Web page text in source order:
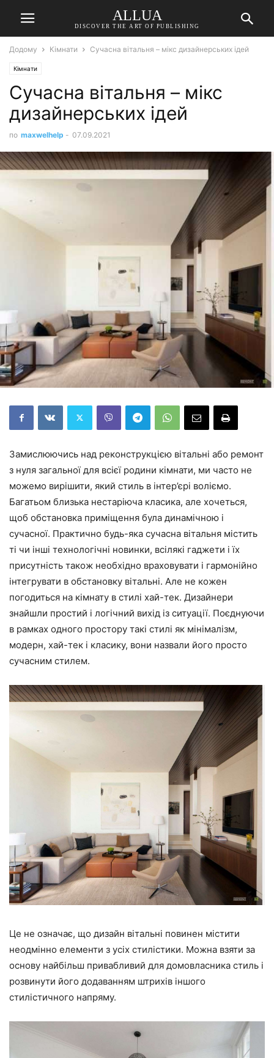
ALLUA
DISCOVER THE ART OF PUBLISHING
Додому Кімнати Сучасна вітальня – мікс дизайнерських ідей
Кімнати
Сучасна вітальня – мікс
дизайнерських ідей
по maxwelhelp - 07.09.2021
Замислюючись над реконструкцією вітальні або ремонт
з нуля загальної для всієї родини кімнати, ми часто не
можемо вирішити, який стиль в інтер’єрі воліємо.
Багатьом близька нестаріюча класика, але хочеться,
щоб обстановка приміщення була динамічною і
сучасної. Практично будь-яка сучасна вітальня містить
ті чи інші технологічні новинки, всілякі гаджети і їх
присутність також необхідно враховувати і гармонійно
інтегрувати в обстановку вітальні. Але не кожен
погодиться на кімнату в стилі хай-тек. Дизайнери
знайшли простий і логічний вихід із ситуації. Поєднуючи
в рамках одного простору такі стилі як мінімалізм,
модерн, хай-тек і класику, вони назвали його просто
сучасним стилем.
Це не означає, що дизайн вітальні повинен містити
неодмінно елементи з усіх стилістики. Можна взяти за
основу найбільш привабливий для домовласника стиль і
розвинути його додаванням штрихів іншого
стилістичного напряму.